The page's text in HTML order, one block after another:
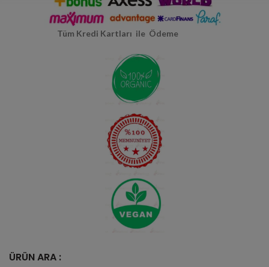
Tüm Kredi Kartları ile Ödeme
ÜRÜN ARA :